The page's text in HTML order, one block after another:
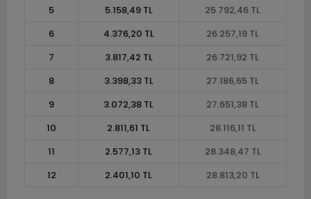
5
5.158,49 TL
25.792,46 TL
6
4.376,20 TL
26.257,19 TL
7
3.817,42 TL
26.721,92 TL
8
3.398,33 TL
27.186,65 TL
9
3.072,38 TL
27.651,38 TL
10
2.811,61 TL
28.116,11 TL
11
2.577,13 TL
28.348,47 TL
12
2.401,10 TL 28.813,20 TL